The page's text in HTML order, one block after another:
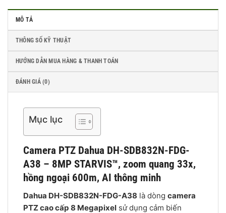
MÔ TẢ
THÔNG SỐ KỸ THUẬT
HƯỚNG DẪN MUA HÀNG & THANH TOÁN
ĐÁNH GIÁ (0)
Mục lục
Camera PTZ Dahua DH-SDB832N-FDG-
A38 – 8MP STARVIS™, zoom quang 33x,
hồng ngoại 600m, AI thông minh
Dahua DH-SDB832N-FDG-A38 là dòng camera
PTZ cao cấp 8 Megapixel sử dụng cảm biến